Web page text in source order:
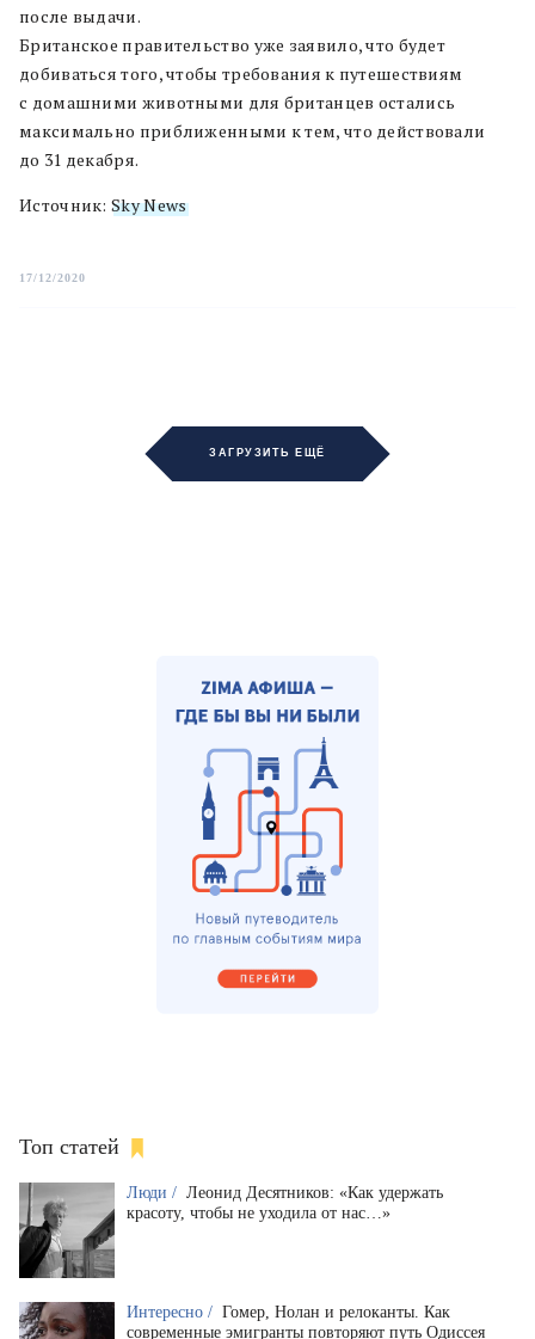
после выдачи.
Британское правительство уже заявило, что будет
добиваться того, чтобы требования к путешествиям
с домашними животными для британцев остались
максимально приближенными к тем, что действовали
до 31 декабря.
Источник: Sky News
17/12/2020
ЗАГРУЗИТЬ ЕЩЁ
Топ статей
Люди / Леонид Десятников: «Как удержать
красоту, чтобы не уходила от нас…»
Интересно / Гомер, Нолан и релоканты. Как
современные эмигранты повторяют путь Одиссея